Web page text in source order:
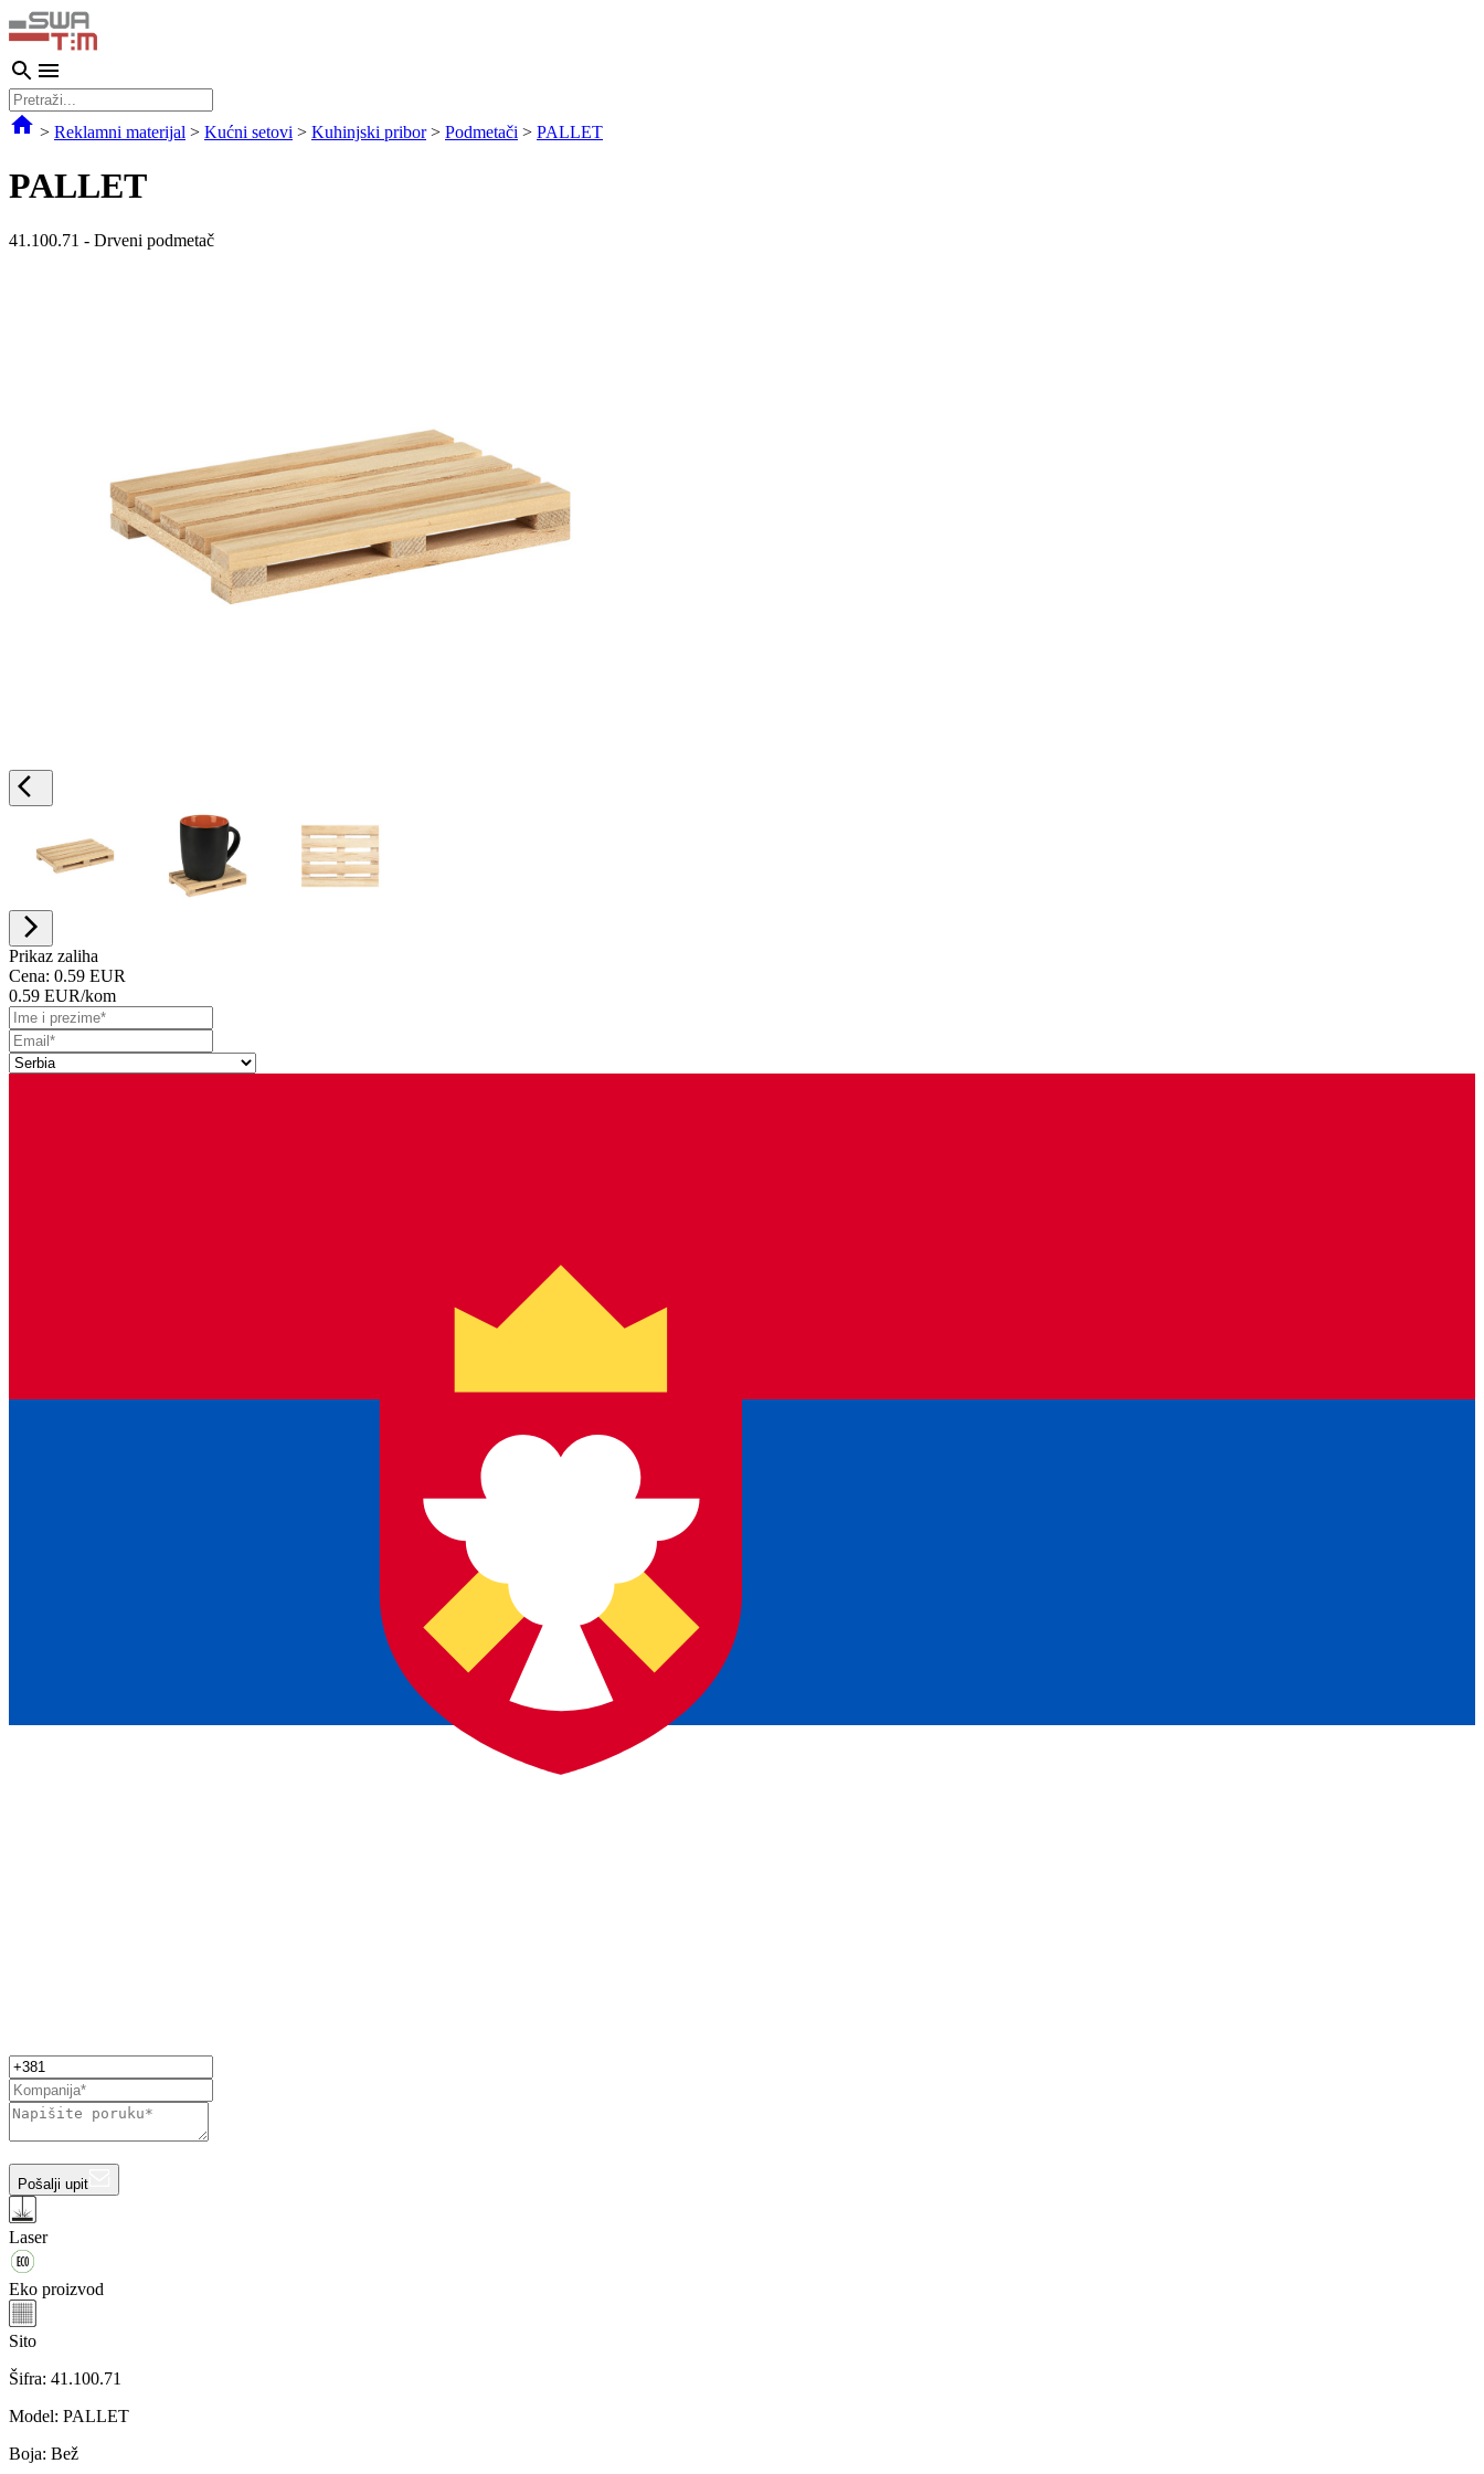
> Reklamni materijal > Kućni setovi > Kuhinjski pribor> Podmetači > PALLET
PALLET
41.100.71 - Drveni podmetač
Prikaz zaliha
Cena: 0.59 EUR
0.59 EUR/kom
Pošalji upit
Laser
Eko proizvod
Sito
Šifra: 41.100.71
Model: PALLET
Boja: Bež